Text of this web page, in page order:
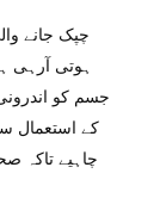
چپک جانے
ہوتی آرہی
جسم کو
کے استعمال
چاہیے تاکہ